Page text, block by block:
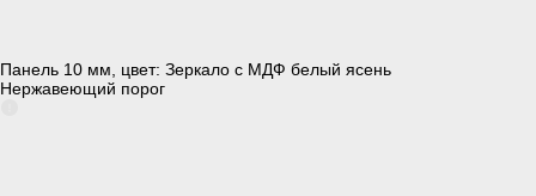
Панель 10 мм, цвет: Зеркало с МДФ белый ясень
Нержавеющий порог